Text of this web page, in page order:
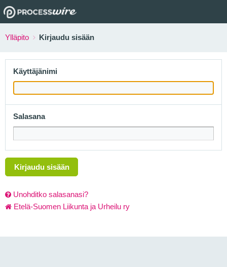
Ylläpito Kirjaudu sisään
Käyttäjänimi
Salasana
Kirjaudu sisään
Unohditko salasanasi?
Etelä-Suomen Liikunta ja Urheilu ry